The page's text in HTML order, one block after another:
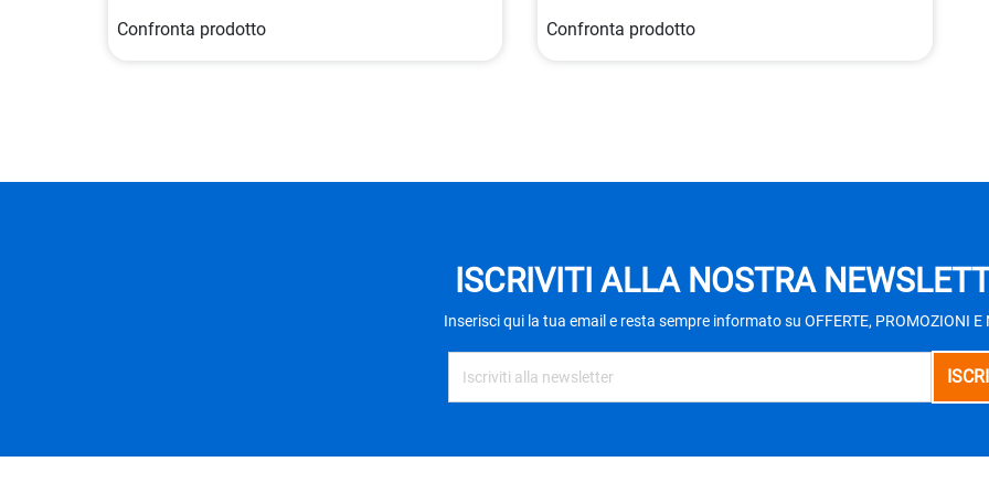
Confronta prodotto Confronta prodotto
ISCRIVITI ALLA NOSTRA
Inserisci qui la tua email e resta sempre informato su OFFERTE, PROMOZIONI E